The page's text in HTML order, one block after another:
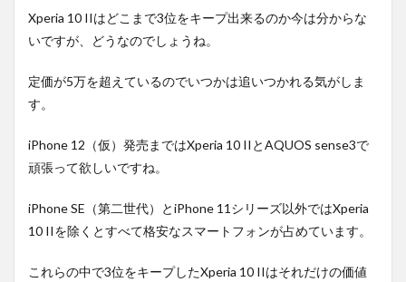
Xperia 10 IIはどこまで3位をキープ出来るのか今は分からな
いですが、どうなのでしょうね。
定価が5万を超えているのでいつかは追いつかれる気がしま
す。
iPhone 12（仮）発売まではXperia 10 IIとAQUOS sense3で
頑張って欲しいですね。
iPhone SE（第二世代）とiPhone 11シリーズ以外ではXperia
10 IIを除くとすべて格安なスマートフォンが占めています。
これらの中で3位をキープしたXperia 10 IIはそれだけの価値